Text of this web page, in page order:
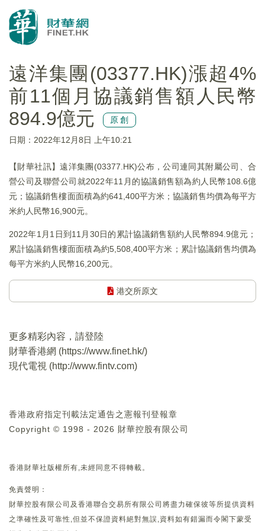
遠洋集團(03377.HK)漲超4%
前11個月協議銷售額人民幣
894.9億元
原創
日期：2022年12月8日 上午10:21
【財華社訊】遠洋集團(03377.HK)公布，公司連同其附屬公司、合
營公司及聯營公司就2022年11月的協議銷售額為約人民幣108.6億
元；協議銷售樓面面積為約641,400平方米；協議銷售均價為每平方
米約人民幣16,900元。
2022年1月1日到11月30日的累計協議銷售額約人民幣894.9億元；
累計協議銷售樓面面積為約5,508,400平方米；累計協議銷售均價為
每平方米約人民幣16,200元。
港交所原文
更多精彩內容，請登陸
財華香港網 (https://www.finet.hk/)
現代電視 (http://www.fintv.com)
香港政府指定刊載法定通告之憲報刊登報章
Copyright © 1998 - 2026 財華控股有限公司
香港財華社版權所有,未經同意不得轉載。
免責聲明：
財華控股有限公司及香港聯合交易所有限公司將盡力確保彼等所提供資料
之準確性及可靠性,但並不保證資料絕對無誤,資料如有錯漏而令閣下蒙受